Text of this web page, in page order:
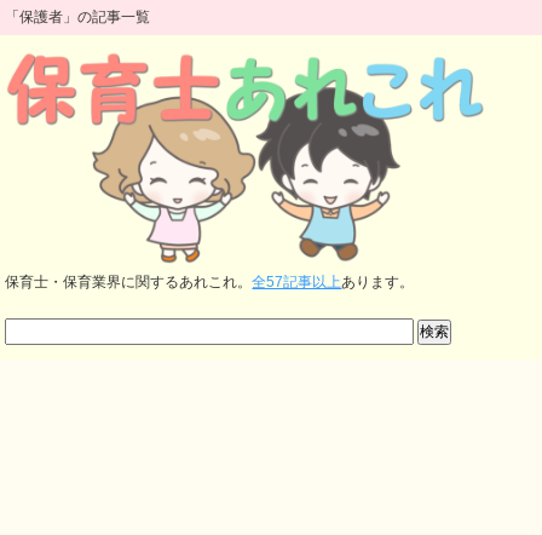
「保護者」の記事一覧
保育士・保育業界に関するあれこれ。全57記事以上あります。